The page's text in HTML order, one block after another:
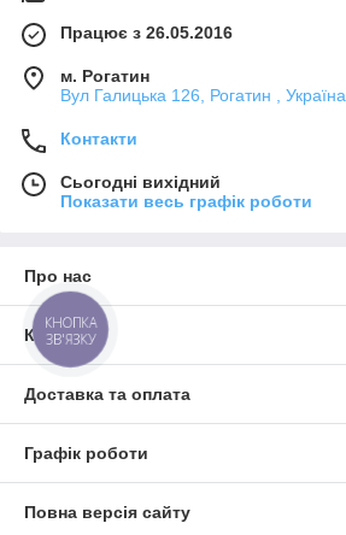
Працює з 26.05.2016
м. Рогатин
Вул Галицька 126, Рогатин , Україна
Контакти
Сьогодні вихідний
Показати весь графік роботи
Про нас
Контакти
Доставка та оплата
Графік роботи
Повна версія сайту
КНОПКА
ЗВ'ЯЗКУ